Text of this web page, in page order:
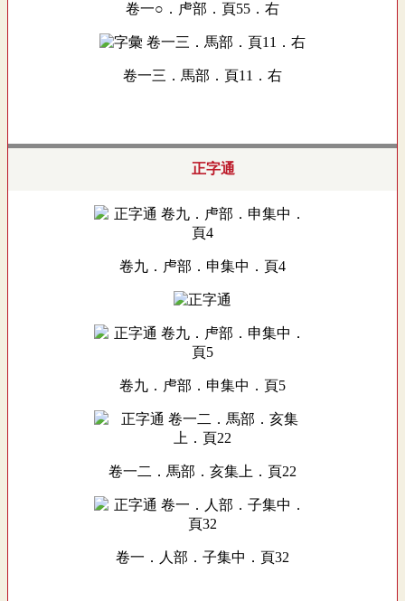
卷一○．虍部．頁55．右
卷一三．馬部．頁11．右
正字通
卷九．虍部．申集中．頁4
卷九．虍部．申集中．頁5
卷一二．馬部．亥集上．頁22
卷一．人部．子集中．頁32